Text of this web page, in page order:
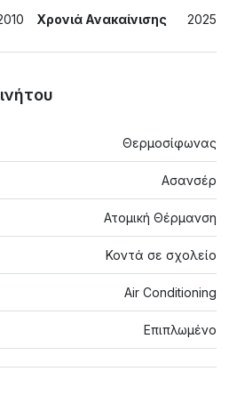
Χρονιά Ανακαίνισης 2025
Θερμοσίφωνας
Ασανσέρ
Ατομική Θέρμανση
Κοντά σε σχολείο
Air Conditioning
Επιπλωμένο